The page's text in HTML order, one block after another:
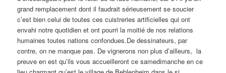
grand remplacement dont il faudrait sérieusement se soucier
c’est bien celui de toutes ces cuistreries artificielles qui ont
envahi notre quotidien et ont pourri la moitié de nos relations
humaines toutes nations confondues.De dessinateurs, par
contre, on ne manque pas. De vignerons non plus d’ailleurs, la
preuve en est qu’ils vous accueilleront ce samedimanche en ce